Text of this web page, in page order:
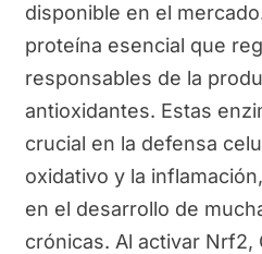
disponible en el
proteína esencial que
responsables de la
antioxidantes. Estas
crucial en la defensa
oxidativo y la
en el desarrollo de
crónicas. Al activar Nrf2,